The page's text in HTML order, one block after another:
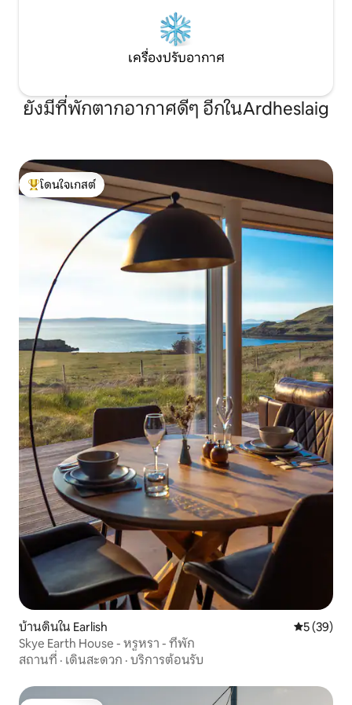
เครื่องปรับอากาศ
ยังมีที่พักตากอากาศดีๆ อีกในArdheslaig
โดนใจเกสต์ที่สุด
โดนใจเกสต์
บ้านดินใน Earlish คะแนนเฉลี่
5 (39)
Skye Earth House - หรูหรา - ที่พัก
สถานที่ · เดินสะดวก · บริการต้อนรับ